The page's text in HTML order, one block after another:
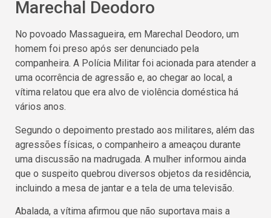
Marechal Deodoro
No povoado Massagueira, em Marechal Deodoro, um
homem foi preso após ser denunciado pela
companheira. A Polícia Militar foi acionada para atender a
uma ocorrência de agressão e, ao chegar ao local, a
vítima relatou que era alvo de violência doméstica há
vários anos.
Segundo o depoimento prestado aos militares, além das
agressões físicas, o companheiro a ameaçou durante
uma discussão na madrugada. A mulher informou ainda
que o suspeito quebrou diversos objetos da residência,
incluindo a mesa de jantar e a tela de uma televisão.
Abalada, a vítima afirmou que não suportava mais a